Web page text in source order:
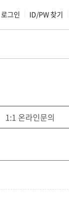
로그인 ID/PW 찾기
1:1 온라인문의